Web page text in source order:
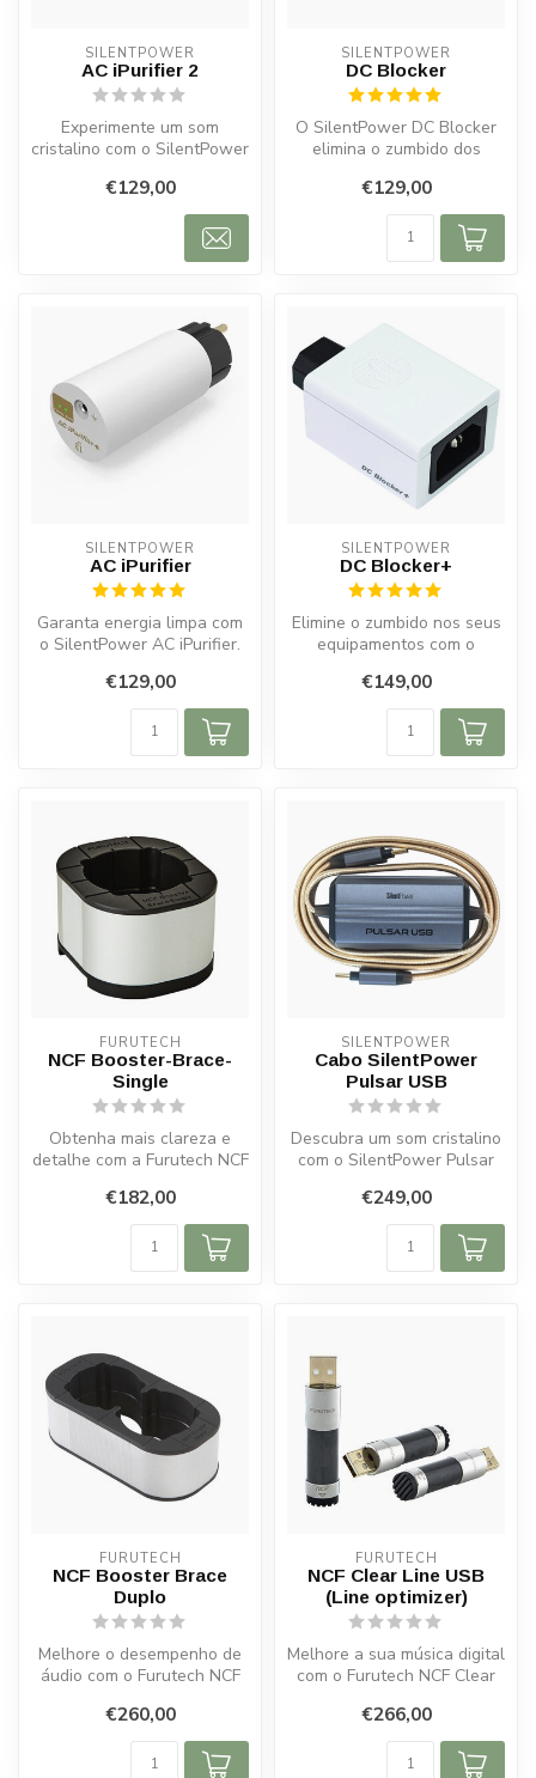
SILENTPOWER
AC iPurifier 2
Experimente um som
cristalino com o SilentPower
ruído a...
€129,00
SILENTPOWER
DC Blocker
O SilentPower DC Blocker
elimina o zumbido dos
energia...
€129,00
SILENTPOWER
AC iPurifier
Garanta energia limpa com
o SilentPower AC iPurifier.
€129,00
SILENTPOWER
DC Blocker+
Elimine o zumbido nos seus
equipamentos com o
Bloqueia ...
€149,00
FURUTECH
NCF Booster-Brace-
Single
Obtenha mais clareza e
detalhe com a Furutech NCF
de...
€182,00
SILENTPOWER
Cabo SilentPower
Pulsar USB
Descubra um som cristalino
com o SilentPower Pulsar
Ac...
€249,00
FURUTECH
NCF Booster Brace
Duplo
Melhore o desempenho de
áudio com o Furutech NCF
amortecim...
€260,00
FURUTECH
NCF Clear Line USB
(Line optimizer)
Melhore a sua música digital
com o Furutech NCF Clear
€266,00